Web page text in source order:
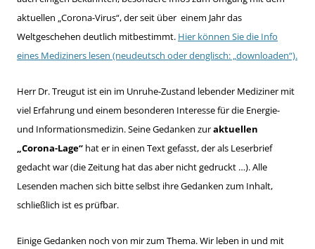
aktuellen „Corona-Virus“, der seit über einem Jahr das
Weltgeschehen deutlich mitbestimmt. Hier können Sie die Info
eines Mediziners lesen (neudeutsch oder denglisch: „downloaden“).
Herr Dr. Treugut ist ein im Unruhe-Zustand lebender Mediziner mit
viel Erfahrung und einem besonderen Interesse für die Energie-
und Informationsmedizin. Seine Gedanken zuraktuellen
„Corona-Lage“ hat er in einen Text gefasst, der als Leserbrief
gedacht war (die Zeitung hat das aber nicht gedruckt …). Alle
Lesenden machen sich bitte selbst ihre Gedanken zum Inhalt,
schließlich ist es prüfbar.
Einige Gedanken noch von mir zum Thema. Wir leben in und mit